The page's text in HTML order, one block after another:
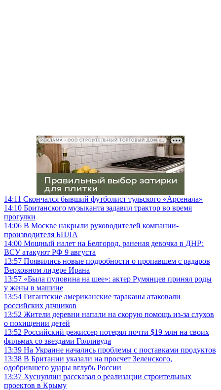
РЕКЛАМА • ООО СТРОИТЕЛЬНЫЙ ТОРГОВЫЙ ДОМ «ПЕТРОВИЧ», ИНН 7802348846
14:11 Скончался бывший футболист тульского «Арсенала»
14:10 Британского музыканта задавил трактор во время
прогулки
14:06 В Москве накрыли руководителей компании-
производителя БПЛА
14:00 Мощный налет на Белгород, раненая девочка в ДНР:
ВСУ атакуют РФ 9 августа
13:57 Появились новые подробности о пропавшем с радаров
Верховном лидере Ирана
13:57 «Была пуповина на шее»: актер Румянцев принял роды
у жены в машине
13:54 Гигантские американские тараканы атаковали
российских дачников
13:52 Жители деревни напали на скорую помощь из-за слухов
о похищении детей
13:52 Российский режиссер потерял почти $19 млн на своих
фильмах со звездами Голливуда
13:39 На Украине начались проблемы с поставками продуктов
13:38 В Британии указали на просчет Зеленского,
одобрившего удары вглубь России
13:37 Хуснуллин рассказал о реализации строительных
проектов в Крыму